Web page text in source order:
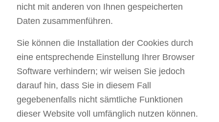
nicht mit anderen von Ihnen gespeicherten
Daten zusammenführen.
Sie können die Installation der Cookies durch
eine entsprechende Einstellung Ihrer Browser
Software verhindern; wir weisen Sie jedoch
darauf hin, dass Sie in diesem Fall
gegebenenfalls nicht sämtliche Funktionen
dieser Website voll umfänglich nutzen können.